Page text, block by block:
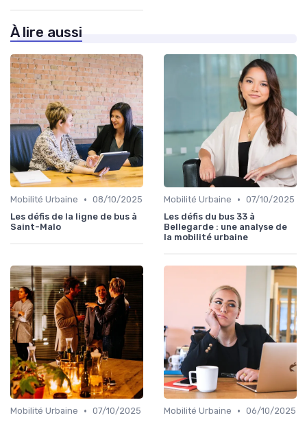
À lire aussi
Mobilité Urbaine • 08/10/2025
Les défis de la ligne de bus à
Saint-Malo
Mobilité Urbaine • 07/10/2025
Les défis du bus 33 à
Bellegarde : une analyse de
la mobilité urbaine
Mobilité Urbaine • 07/10/2025
Mobilité Urbaine • 06/10/2025